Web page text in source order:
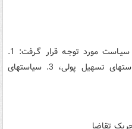
در مــورد تحـریـک تقاضـا، سه دستـه سیـاست مورد توجـه قرار گـرفت: 1.
تحـریک تقاضا توسـط دولت، 2. سیاست­های تسهیل پولی، 3. سیاست­های